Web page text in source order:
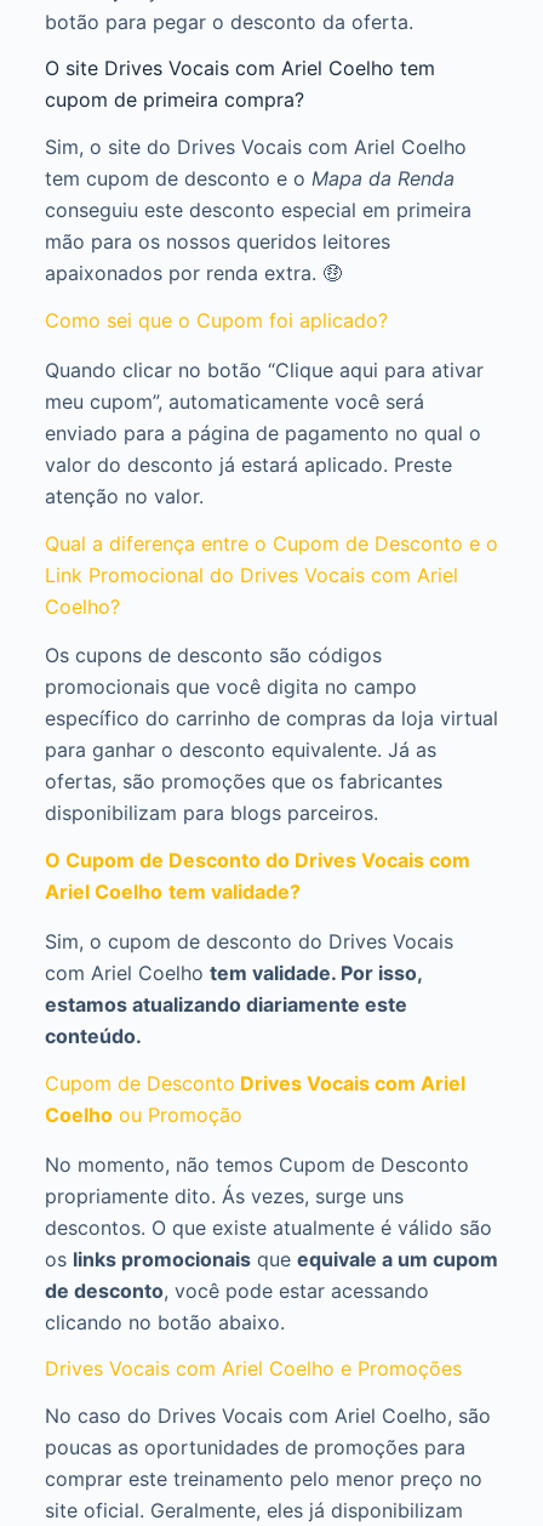
botão para pegar o desconto da oferta.
O site Drives Vocais com Ariel Coelho tem
cupom de primeira compra?
Sim, o site do Drives Vocais com Ariel Coelho
tem cupom de desconto e o Mapa da Renda
conseguiu este desconto especial em primeira
mão para os nossos queridos leitores
apaixonados por renda extra. 🤑
Como sei que o Cupom foi aplicado?
Quando clicar no botão “Clique aqui para ativar
meu cupom”, automaticamente você será
enviado para a página de pagamento no qual o
valor do desconto já estará aplicado. Preste
atenção no valor.
Qual a diferença entre o Cupom de Desconto e o
Link Promocional do Drives Vocais com Ariel
Coelho?
Os cupons de desconto são códigos
promocionais que você digita no campo
específico do carrinho de compras da loja virtual
para ganhar o desconto equivalente. Já as
ofertas, são promoções que os fabricantes
disponibilizam para blogs parceiros.
O Cupom de Desconto do Drives Vocais com
Ariel Coelho tem validade?
Sim, o cupom de desconto do Drives Vocais
com Ariel Coelho tem validade. Por isso,
estamos atualizando diariamente este
conteúdo.
Cupom de Desconto Drives Vocais com Ariel
Coelho ou Promoção
No momento, não temos Cupom de Desconto
propriamente dito. Ás vezes, surge uns
descontos. O que existe atualmente é válido são
os links promocionaisque equivale a um cupom
de desconto, você pode estar acessando
clicando no botão abaixo.
Drives Vocais com Ariel Coelho e Promoções
No caso do Drives Vocais com Ariel Coelho, são
poucas as oportunidades de promoções para
comprar este treinamento pelo menor preço no
site oficial. Geralmente, eles já disponibilizam